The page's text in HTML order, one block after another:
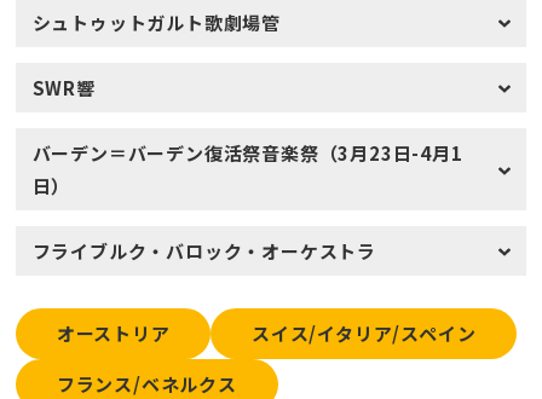
シュトゥットガルト歌劇場管
SWR響
バーデン＝バーデン復活祭音楽祭（3月23日-4月1
日）
フライブルク・バロック・オーケストラ
オーストリア
スイス/イタリア/スペイン
フランス/ベネルクス